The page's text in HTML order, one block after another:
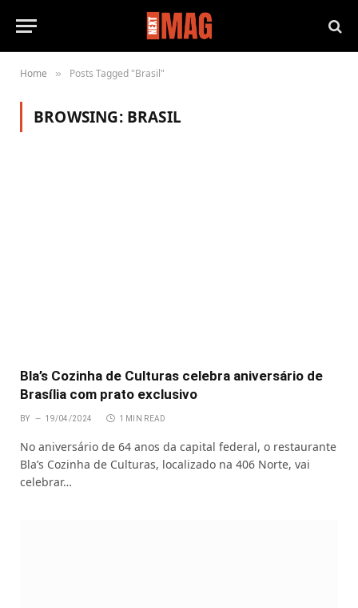
Home » Posts Tagged "Brasil"
BROWSING: BRASIL
Bla’s Cozinha de Culturas celebra aniversário de
Brasília com prato exclusivo
BY 19/04/2024 1 MIN READ
No aniversário de 64 anos da capital federal, o restaurante
Bla’s Cozinha de Culturas, localizado na 406 Norte, vai
celebrar…